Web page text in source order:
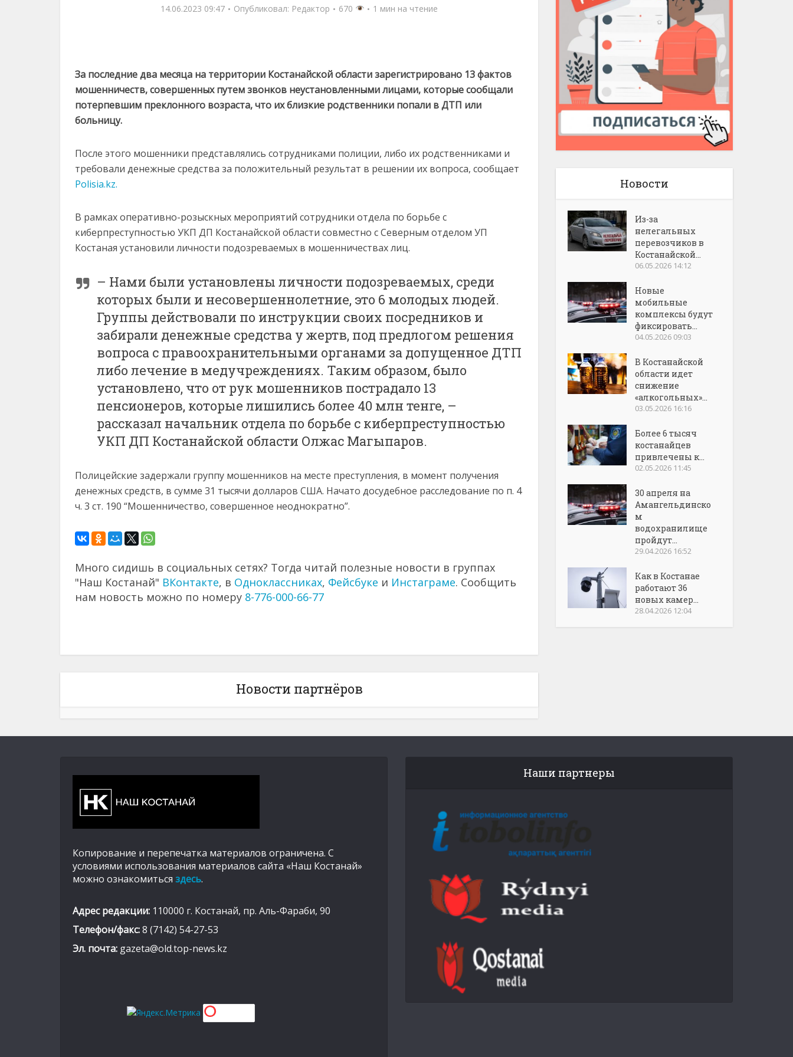
14.06.2023 09:47 Опубликовал: Редактор 670 1 мин на чтение
За последние два месяца на территории Костанайской области зарегистрировано 13 фактов
мошенничеств, совершенных путем звонков неустановленными лицами, которые сообщали
потерпевшим преклонного возраста, что их близкие родственники попали в ДТП или
больницу.
После этого мошенники представлялись сотрудниками полиции, либо их родственниками и
требовали денежные средства за положительный результат в решении их вопроса, сообщает
Polisia.kz.
В рамках оперативно-розыскных мероприятий сотрудники отдела по борьбе с
киберпреступностью УКП ДП Костанайской области совместно с Северным отделом УП
Костаная установили личности подозреваемых в мошенничествах лиц.
– Нами были установлены личности подозреваемых, среди
которых были и несовершеннолетние, это 6 молодых людей.
Группы действовали по инструкции своих посредников и
забирали денежные средства у жертв, под предлогом решения
вопроса с правоохранительными органами за допущенное ДТП
либо лечение в медучреждениях. Таким образом, было
установлено, что от рук мошенников пострадало 13
пенсионеров, которые лишились более 40 млн тенге, –
рассказал начальник отдела по борьбе с киберпреступностью
УКП ДП Костанайской области Олжас Магыпаров.
Полицейские задержали группу мошенников на месте преступления, в момент получения
денежных средств, в сумме 31 тысячи долларов США. Начато досудебное расследование по п. 4
ч. 3 ст. 190 “Мошенничество, совершенное неоднократно”.
Много сидишь в социальных сетях? Тогда читай полезные новости в группах
"Наш Костанай" ВКонтакте, в Одноклассниках, Фейсбуке и Инстаграме. Сообщить
нам новость можно по номеру 8-776-000-66-77
Новости партнёров
Новости
Из-за
нелегальных
перевозчиков в
Костанайской...
06.05.2026 14:12
Новые
мобильные
комплексы будут
фиксировать...
04.05.2026 09:03
В Костанайской
области идет
снижение
«алкогольных»...
03.05.2026 16:16
Более 6 тысяч
костанайцев
привлечены к...
02.05.2026 11:45
30 апреля на
Амангельдинско
м
водохранилище
пройдут...
29.04.2026 16:52
Как в Костанае
работают 36
новых камер...
28.04.2026 12:04
Копирование и перепечатка материалов ограничена. С
условиями использования материалов сайта «Наш Костанай»
можно ознакомиться здесь.
Адрес редакции: 110000 г. Костанай, пр. Аль-Фараби, 90
Телефон/факс:8 (7142) 54-27-53
Эл. почта: gazeta@old.top-news.kz
Наши партнеры